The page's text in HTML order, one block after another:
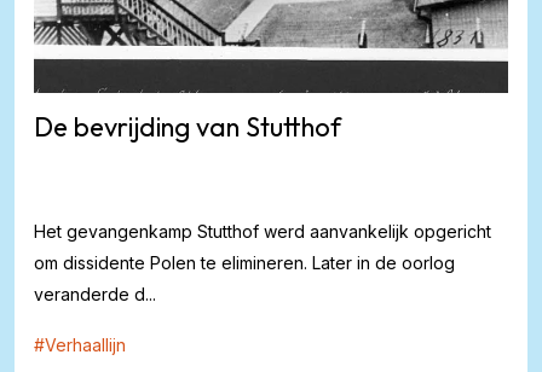
De bevrijding van Stutthof
Het gevangenkamp Stutthof werd aanvankelijk opgericht
om dissidente Polen te elimineren. Later in de oorlog
veranderde d...
#Verhaallijn